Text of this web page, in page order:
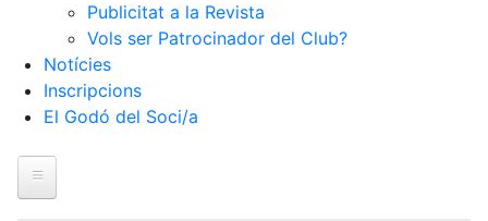
Publicitat a la Revista
Vols ser Patrocinador del Club?
Notícies
Inscripcions
El Godó del Soci/a